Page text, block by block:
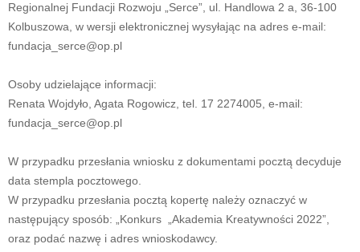
Regionalnej Fundacji Rozwoju „Serce”, ul. Handlowa 2 a, 36-100
Kolbuszowa, w wersji elektronicznej wysyłając na adres e-mail:
fundacja_serce@op.pl
Osoby udzielające informacji:
Renata Wojdyło, Agata Rogowicz, tel. 17 2274005, e-mail:
fundacja_serce@op.pl
W przypadku przesłania wniosku z dokumentami pocztą decyduje
data stempla pocztowego.
W przypadku przesłania pocztą kopertę należy oznaczyć w
następujący sposób: „Konkurs „Akademia Kreatywności 2022”,
oraz podać nazwę i adres wnioskodawcy.